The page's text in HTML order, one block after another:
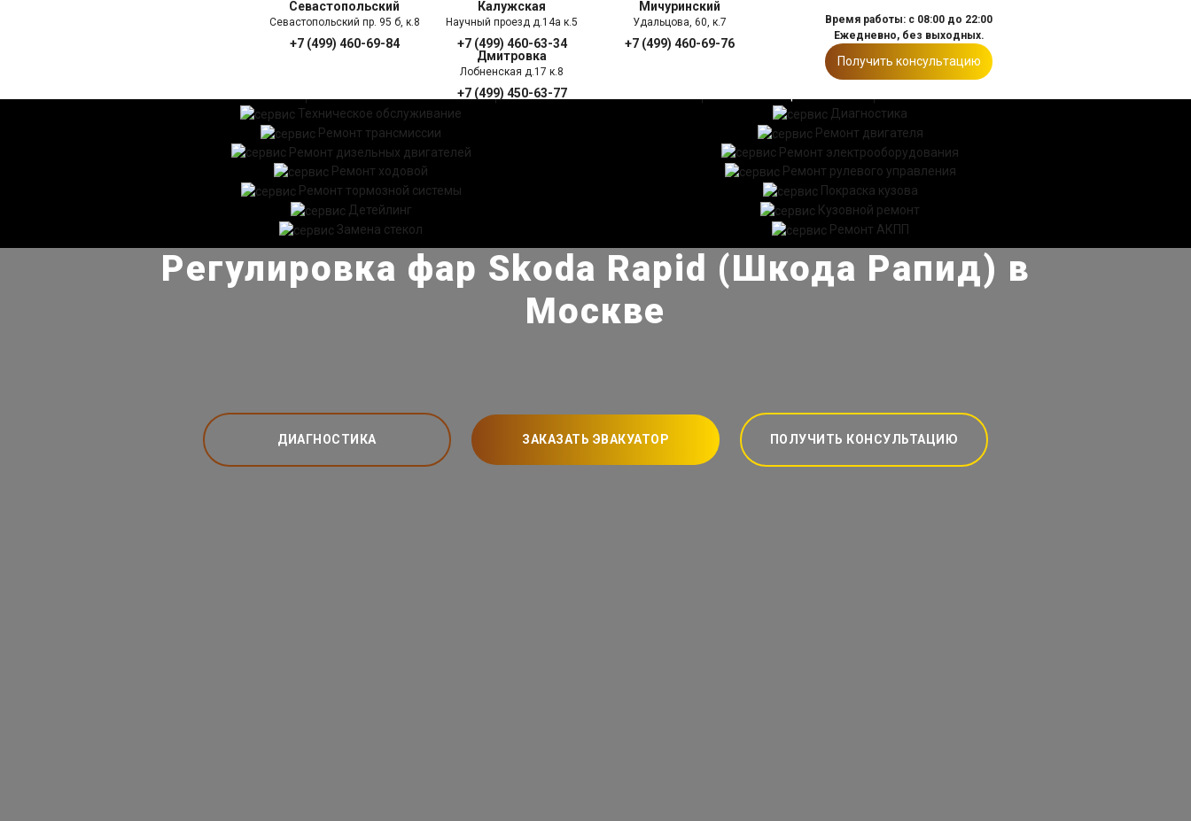
Севастопольский
Севастопольский пр. 95 б, к.8
+7 (499) 460-69-84
Калужская
Научный проезд д.14а к.5
+7 (499) 460-63-34
Мичуринский
Удальцова, 60, к.7
+7 (499) 460-69-76
Дмитровка
Лобненская д.17 к.8
+7 (499) 450-63-77
Время работы: с 08:00 до 22:00
Ежедневно, без выходных.
Получить консультацию
ПРАЙС ЛИСТ
Техническое обслуживание
Диагностика
Ремонт трансмиссии
Ремонт двигателя
Ремонт дизельных двигателей
Ремонт электрооборудования
Ремонт ходовой
Ремонт рулевого управления
Ремонт тормозной системы
Покраска кузова
Детейлинг
Кузовной ремонт
Замена стекол
Ремонт АКПП
Регулировка фар Skoda Rapid (Шкода Рапид) в
Москве
ДИАГНОСТИКА ЗАКАЗАТЬ ЭВАКУАТОР ПОЛУЧИТЬ КОНСУЛЬТАЦИЮ